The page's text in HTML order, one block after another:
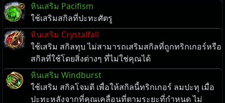
หินเสริม Pacifism
ใช้เสริมสกิลที่ปะทะศัตรู
หินเสริม Crystalfall
ใช้เสริม สกิลทุบ ไม่สามารถเสริมสกิลที่ถูกทริกเกอร์หรือ
สกิลที่ใช้โดยสิ่งต่างๆ ที่ไม่ใช่คุณได้
หินเสริม Windburst
ใช้เสริม สกิลโจมตี เพื่อให้สกิลนี้ทริกเกอร์ ลมปะทุ เมื่อ
ปะทะหลังจากที่คุณเคลื่อนที่ตามระยะที่กำหนด ไม่